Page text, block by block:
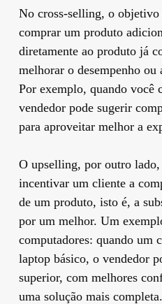
No cross-selling, o
comprar um produto
diretamente ao produto já
melhorar o desempenho
Por exemplo, quando você
vendedor pode sugerir
para aproveitar melhor a
O upselling, por outro
incentivar um cliente a
de um produto, isto é, a
por um melhor. Um
computadores: quando um
laptop básico, o vendedor
superior, com melhores
uma solução mais completa.